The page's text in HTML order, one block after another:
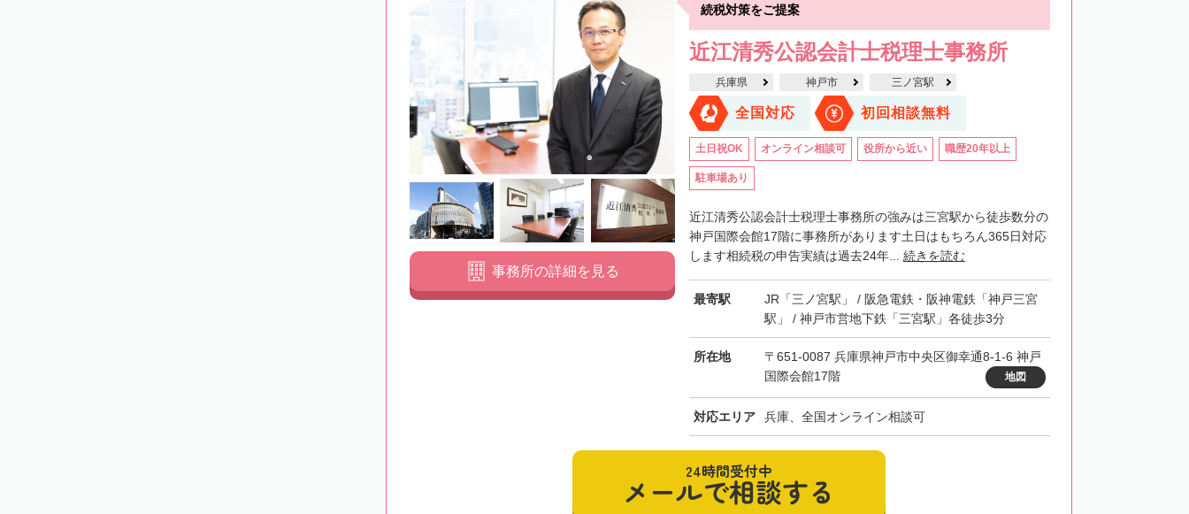
続税対策をご提案
近江清秀公認会計士税理士事務所
兵庫県 神戸市 三ノ宮駅
全国対応 初回相談無料
土日祝OK オンライン相談可 役所から近い 職歴20年以上
駐車場あり
近江清秀公認会計士税理士事務所の強みは三宮駅から徒歩数分の
神戸国際会館17階に事務所があります土日はもちろん365日対応
します相続税の申告実績は過去24年... 続きを読む
最寄駅
JR「三ノ宮駅」 / 阪急電鉄・阪神電鉄「神戸三宮
駅」 / 神戸市営地下鉄「三宮駅」各徒歩3分
所在地
〒651-0087 兵庫県神戸市中央区御幸通8-1-6 神戸
国際会館17階
地図
対応エリア 兵庫、全国オンライン相談可
事務所の詳細を見る
24時間受付中
メールで相談する